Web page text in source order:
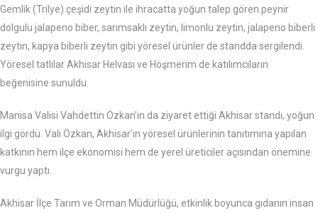
Gemlik (Trilye) çeşidi zeytin ile ihracatta yoğun talep gören peynir
dolgulu jalapeno biber, sarımsaklı zeytin, limonlu zeytin, jalapeno biberli
zeytin, kapya biberli zeytin gibi yöresel ürünler de standda sergilendi.
Yöresel tatlılar Akhisar Helvası ve Höşmerim de katılımcıların
beğenisine sunuldu.
Manisa Valisi Vahdettin Özkan’ın da ziyaret ettiği Akhisar standı, yoğun
ilgi gördü. Vali Özkan, Akhisar’ın yöresel ürünlerinin tanıtımına yapılan
katkının hem ilçe ekonomisi hem de yerel üreticiler açısından önemine
vurgu yaptı.
Akhisar İlçe Tarım ve Orman Müdürlüğü, etkinlik boyunca gıdanın insan